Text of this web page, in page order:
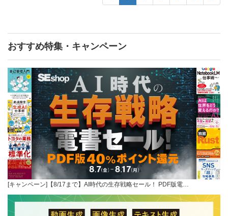
おすすめ特集・キャンペーン
[キャンペーン]【8/17まで】AI時代の生存戦略セール！ PDF版電…